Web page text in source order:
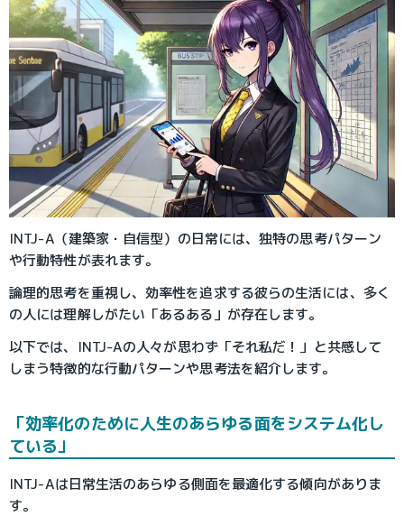
INTJ-A（建築家・自信型）の日常には、独特の思考パターン
や行動特性が表れます。
論理的思考を重視し、効率性を追求する彼らの生活には、多く
の人には理解しがたい「あるある」が存在します。
以下では、INTJ-Aの人々が思わず「それ私だ！」と共感して
しまう特徴的な行動パターンや思考法を紹介します。
「効率化のために人生のあらゆる面をシステム化し
ている」
INTJ-Aは日常生活のあらゆる側面を最適化する傾向がありま
す。